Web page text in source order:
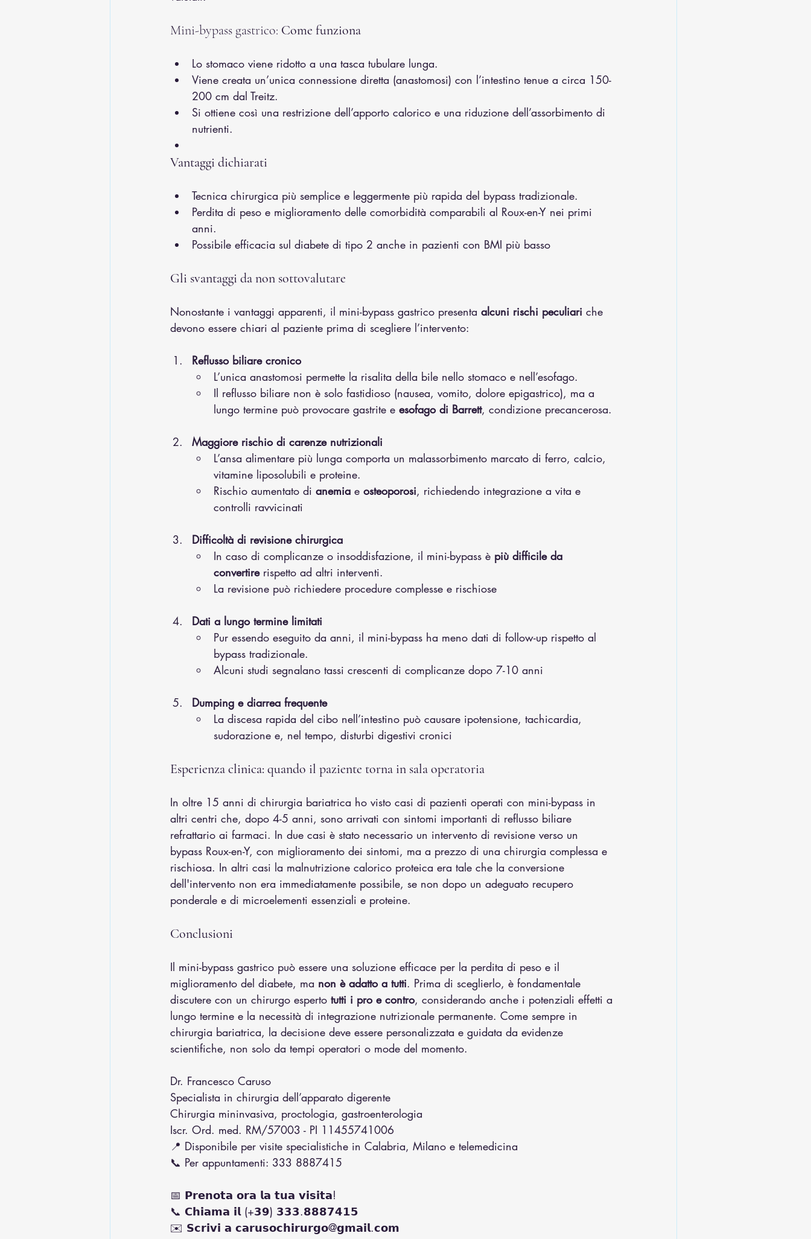
Mini-bypass gastrico: Come funziona
Lo stomaco viene ridotto a una tasca tubulare lunga.
Viene creata un’unica connessione diretta (anastomosi) con l’intestino tenue a circa 150-
200 cm dal Treitz.
Si ottiene così una restrizione dell’apporto calorico e una riduzione dell’assorbimento di
nutrienti.
Vantaggi dichiarati
Tecnica chirurgica più semplice e leggermente più rapida del bypass tradizionale.
Perdita di peso e miglioramento delle comorbidità comparabili al Roux-en-Y nei primi
anni.
Possibile efficacia sul diabete di tipo 2 anche in pazienti con BMI più basso
Gli svantaggi da non sottovalutare
Nonostante i vantaggi apparenti, il mini-bypass gastrico presenta alcuni rischi peculiari che
devono essere chiari al paziente prima di scegliere l’intervento:
Reflusso biliare cronico
L’unica anastomosi permette la risalita della bile nello stomaco e nell’esofago.
Il reflusso biliare non è solo fastidioso (nausea, vomito, dolore epigastrico), ma a
lungo termine può provocare gastrite e esofago di Barrett, condizione precancerosa.
Maggiore rischio di carenze nutrizionali
L’ansa alimentare più lunga comporta un malassorbimento marcato di ferro, calcio,
vitamine liposolubili e proteine.
Rischio aumentato di anemia e osteoporosi, richiedendo integrazione a vita e
controlli ravvicinati
Difficoltà di revisione chirurgica
In caso di complicanze o insoddisfazione, il mini-bypass è più difficile da
convertire rispetto ad altri interventi.
La revisione può richiedere procedure complesse e rischiose
Dati a lungo termine limitati
Pur essendo eseguito da anni, il mini-bypass ha meno dati di follow-up rispetto al
bypass tradizionale.
Alcuni studi segnalano tassi crescenti di complicanze dopo 7-10 anni
Dumping e diarrea frequente
La discesa rapida del cibo nell’intestino può causare ipotensione, tachicardia,
sudorazione e, nel tempo, disturbi digestivi cronici
Esperienza clinica: quando il paziente torna in sala operatoria
In oltre 15 anni di chirurgia bariatrica ho visto casi di pazienti operati con mini-bypass in
altri centri che, dopo 4-5 anni, sono arrivati con sintomi importanti di reflusso biliare
refrattario ai farmaci. In due casi è stato necessario un intervento di revisione verso un
bypass Roux-en-Y, con miglioramento dei sintomi, ma a prezzo di una chirurgia complessa e
rischiosa. In altri casi la malnutrizione calorico proteica era tale che la conversione
dell'intervento non era immediatamente possibile, se non dopo un adeguato recupero
ponderale e di microelementi essenziali e proteine.
Conclusioni
Il mini-bypass gastrico può essere una soluzione efficace per la perdita di peso e il
miglioramento del diabete, ma non è adatto a tutti. Prima di sceglierlo, è fondamentale
discutere con un chirurgo esperto tutti i pro e contro, considerando anche i potenziali effetti a
lungo termine e la necessità di integrazione nutrizionale permanente. Come sempre in
chirurgia bariatrica, la decisione deve essere personalizzata e guidata da evidenze
scientifiche, non solo da tempi operatori o mode del momento.
Dr. Francesco Caruso
Specialista in chirurgia dell’apparato digerente
Chirurgia mininvasiva, proctologia, gastroenterologia
Iscr. Ord. med. RM/57003 - PI 11455741006
📍 Disponibile per visite specialistiche in Calabria, Milano e telemedicina
📞 Per appuntamenti: 333 8887415
📅 𝗣𝗿𝗲𝗻𝗼𝘁𝗮 𝗼𝗿𝗮 𝗹𝗮 𝘁𝘂𝗮 𝘃𝗶𝘀𝗶𝘁𝗮!
📞 𝗖𝗵𝗶𝗮𝗺𝗮 𝗶𝗹 (+𝟯𝟵) 𝟯𝟯𝟯.𝟴𝟴𝟴𝟳𝟰𝟭𝟱
✉️ 𝗦𝗰𝗿𝗶𝘃𝗶 𝗮 𝗰𝗮𝗿𝘂𝘀𝗼𝗰𝗵𝗶𝗿𝘂𝗿𝗴𝗼@𝗴𝗺𝗮𝗶𝗹.𝗰𝗼𝗺